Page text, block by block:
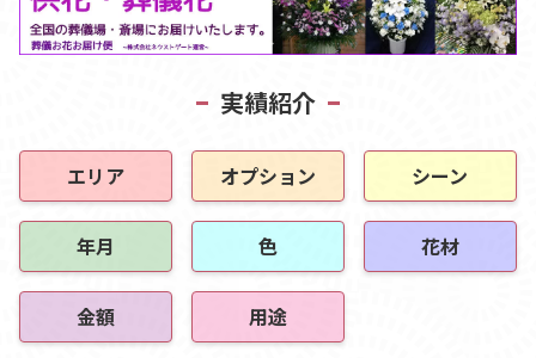
実績紹介
エリア オプション シーン
年月 色 花材
金額 用途